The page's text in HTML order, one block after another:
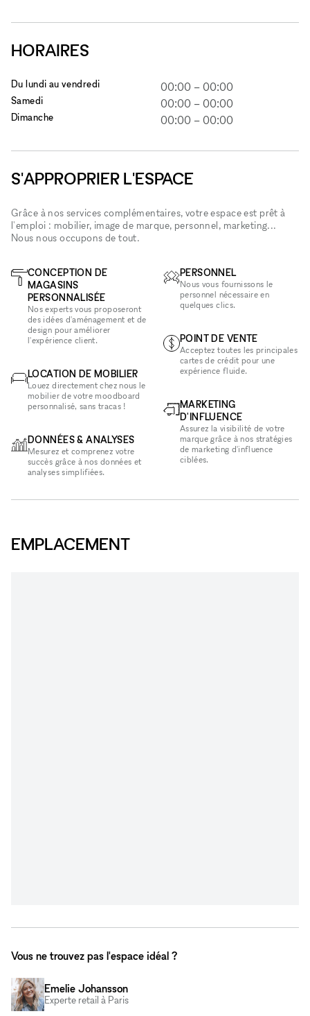
HORAIRES
Du lundi au vendredi 00:00 – 00:00
Samedi 00:00 – 00:00
Dimanche 00:00 – 00:00
S'APPROPRIER L'ESPACE
Grâce à nos services complémentaires, votre espace est prêt à
l'emploi : mobilier, image de marque, personnel, marketing...
Nous nous occupons de tout.
CONCEPTION DE
MAGASINS
PERSONNALISÉE
Nos experts vous proposeront
des idées d'aménagement et de
design pour améliorer
l'expérience client.
LOCATION DE MOBILIER
Louez directement chez nous le
mobilier de votre moodboard
personnalisé, sans tracas !
DONNÉES & ANALYSES
Mesurez et comprenez votre
succès grâce à nos données et
analyses simplifiées.
PERSONNEL
Nous vous fournissons le
personnel nécessaire en
quelques clics.
POINT DE VENTE
Acceptez toutes les principales
cartes de crédit pour une
expérience fluide.
MARKETING
D'INFLUENCE
Assurez la visibilité de votre
marque grâce à nos stratégies
de marketing d'influence
ciblées.
EMPLACEMENT
Vous ne trouvez pas l'espace idéal ?
Emelie Johansson
Experte retail à Paris